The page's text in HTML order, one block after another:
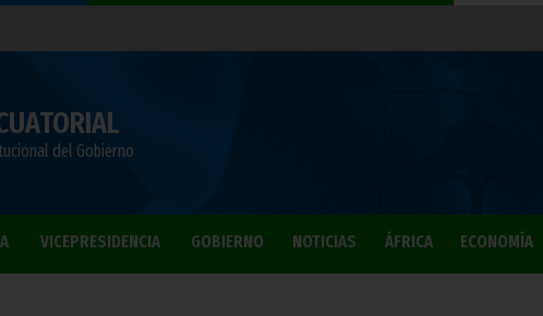
del Gobierno
VICEPRESIDENCIA GOBIERNO NOTICIAS ÁFRICA ECONOMÍA